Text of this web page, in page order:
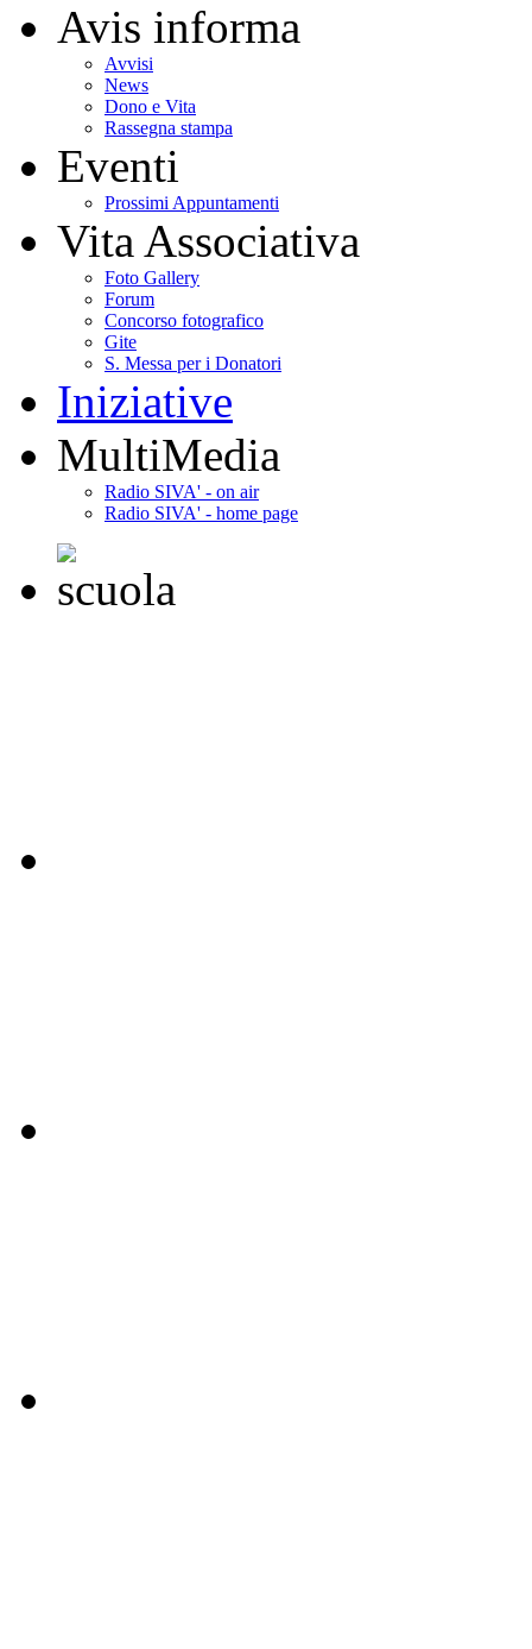
Avis informa
Avvisi
News
Dono e Vita
Rassegna stampa
Eventi
Prossimi Appuntamenti
Vita Associativa
Foto Gallery
Forum
Concorso fotografico
Gite
S. Messa per i Donatori
Iniziative
MultiMedia
Radio SIVA' - on air
Radio SIVA' - home page